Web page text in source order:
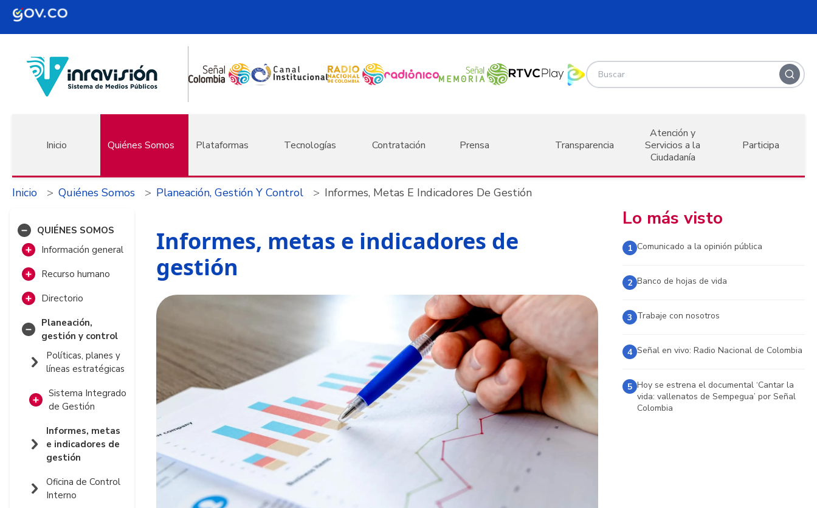
Pasar al contenido principal
Inicio Quiénes Somos Plataformas Tecnologías Contratación Prensa Transparencia
Atención y
Servicios a la
Ciudadanía
Participa
Inicio Quiénes Somos Planeación, Gestión Y Control Informes, Metas E Indicadores De Gestión
QUIÉNES SOMOS
Información general
Misión, visión,
funciones
Organigrama
Entes de control
Recurso humano
Manual de
Perfiles directivos
Escala salarial
desempeño
/acuerdos de
Aspirantes
Directorio
Directorio de
funcionarios y
colaboradores
Entidades
Asociaciones y
agremiaciones
Planeación,
gestión y control
Políticas, planes y
líneas estratégicas
Sistema Integrado
de Gestión
Procesos
Estratégicos
Direccionamiento
Fortalecimiento
Procesos de
Apoyo
Gestión del
Procesos
Informes, metas
e indicadores de
gestión
Oficina de Control
Interno
Informes, metas e indicadores de
gestión
Lo más visto
1 Comunicado a la opinión pública
2 Banco de hojas de vida
3 Trabaje con nosotros
4 Señal en vivo: Radio Nacional de Colombia
5 Hoy se estrena el documental ‘Cantar la
vida: vallenatos de Sempegua’ por Señal
Colombia